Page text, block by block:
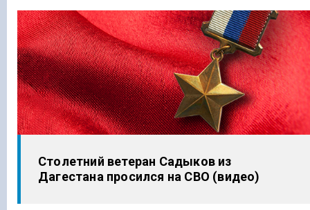
Столетний ветеран Садыков из
Дагестана просился на СВО (видео)